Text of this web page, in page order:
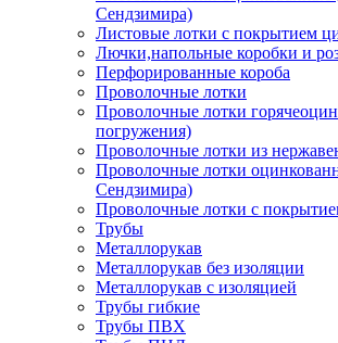
Сендзимира)
Листовые лотки с покрытием
Лючки,напольные коробки и
Перфорированные короба
Проволочные лотки
Проволочные лотки
погружения)
Проволочные лотки из
Проволочные лотки
Сендзимира)
Проволочные лотки с
Трубы
Металлорукав
Металлорукав без изоляции
Металлорукав с изоляцией
Трубы гибкие
Трубы ПВХ